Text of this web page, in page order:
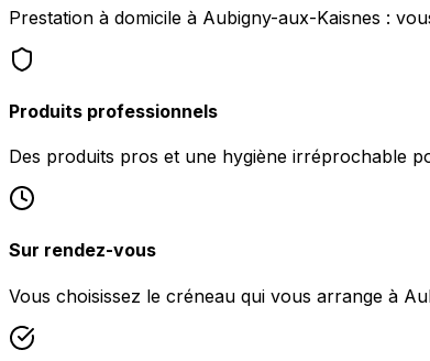
Prestation à domicile à Aubigny-aux-Kaisnes :
Produits professionnels
Des produits pros et une hygiène irréprochable
Sur rendez-vous
Vous choisissez le créneau qui vous arrange à